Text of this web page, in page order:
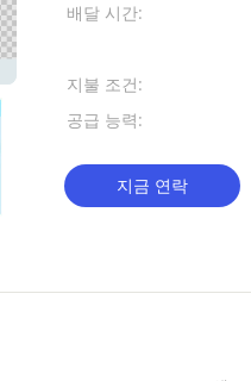
배달 시간:
지불 조건:
공급 능력:
지금 연락